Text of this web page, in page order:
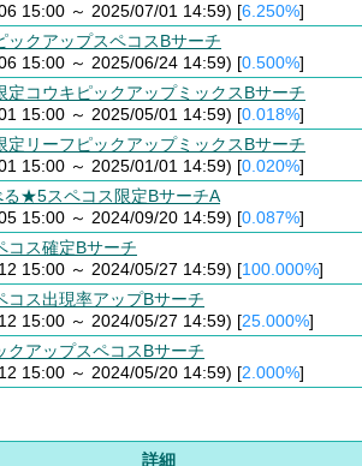
15:00 ～ 2025/07/01 14:59) [6.250%]
ックアップスペコスBサーチ
15:00 ～ 2025/06/24 14:59) [0.500%]
定コウキピックアップミックスBサーチ
15:00 ～ 2025/05/01 14:59) [0.018%]
定リーフピックアップミックスBサーチ
15:00 ～ 2025/01/01 14:59) [0.020%]
る★5スペコス限定BサーチA
15:00 ～ 2024/09/20 14:59) [0.087%]
コス確定Bサーチ
15:00 ～ 2024/05/27 14:59) [100.000%]
コス出現率アップBサーチ
15:00 ～ 2024/05/27 14:59) [25.000%]
クアップスペコスBサーチ
15:00 ～ 2024/05/20 14:59) [2.000%]
詳細